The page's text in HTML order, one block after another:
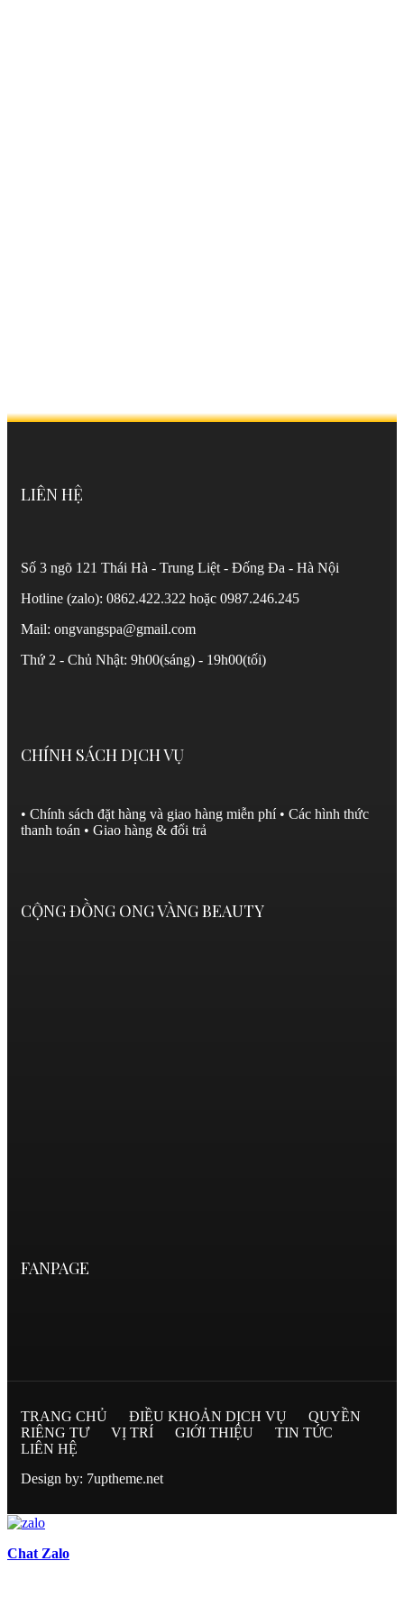
LIÊN HỆ
Số 3 ngõ 121 Thái Hà - Trung Liệt - Đống Đa - Hà Nội
Hotline (zalo): 0862.422.322 hoặc 0987.246.245
Mail: ongvangspa@gmail.com
Thứ 2 - Chủ Nhật: 9h00(sáng) - 19h00(tối)
CHÍNH SÁCH DỊCH VỤ
• Chính sách đặt hàng và giao hàng miễn phí • Các hình thức
thanh toán • Giao hàng & đổi trả
CỘNG ĐỒNG ONG VÀNG BEAUTY
FANPAGE
TRANG CHỦ ĐIỀU KHOẢN DỊCH VỤ
QUYỀN
RIÊNG TƯ
VỊ TRÍ GIỚI THIỆU
TIN TỨC
LIÊN HỆ
Design by: 7uptheme.net
Chat Zalo